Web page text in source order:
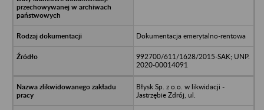
Dokumentacja emerytalno-rentowa
992700/611/1628/2015-SAK; UNP.
2020-00014091
Błysk Sp. z o.o. w likwidacji -
Jastrzębie Zdrój, ul.